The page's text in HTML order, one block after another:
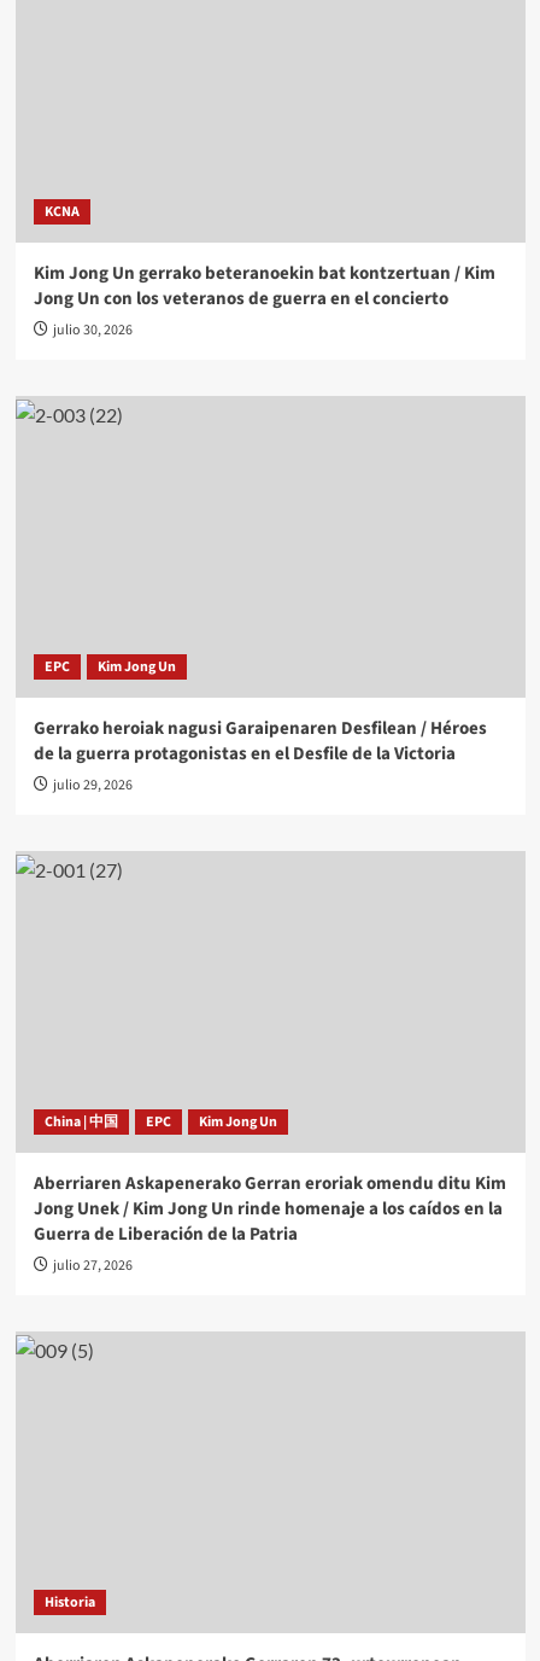
KCNA
Kim Jong Un gerrako beteranoekin bat kontzertuan / Kim
Jong Un con los veteranos de guerra en el concierto
julio 30, 2026
EPC Kim Jong Un
Gerrako heroiak nagusi Garaipenaren Desfilean / Héroes
de la guerra protagonistas en el Desfile de la Victoria
julio 29, 2026
China | 中国 EPC Kim Jong Un
Aberriaren Askapenerako Gerran eroriak omendu ditu Kim
Jong Unek / Kim Jong Un rinde homenaje a los caídos en la
Guerra de Liberación de la Patria
julio 27, 2026
Historia